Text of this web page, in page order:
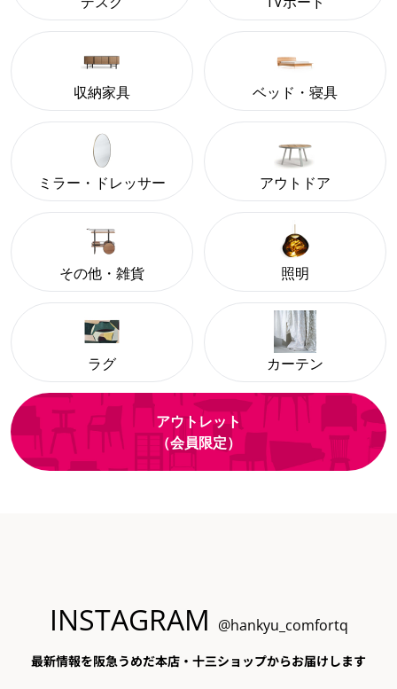
収納家具 ベッド・寝具
ミラー・ドレッサー アウトドア
その他・雑貨 照明
ラグ カーテン
アウトレット
（会員限定）
INSTAGRAM @hankyu_comfortq
最新情報を阪急うめだ本店・十三ショップからお届けします